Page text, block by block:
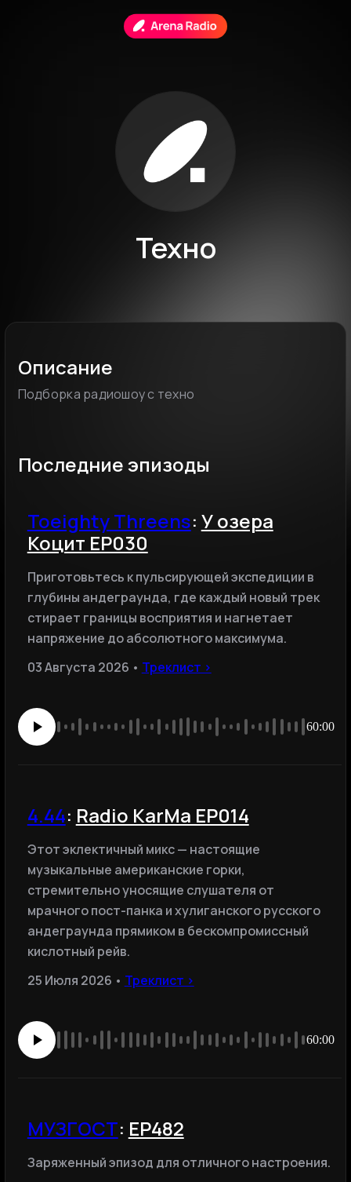
Техно
Описание
Подборка радиошоу с техно
Последние эпизоды
Toeighty Threens: У озера
Коцит EP030
Приготовьтесь к пульсирующей экспедиции в
глубины андеграунда, где каждый новый трек
стирает границы восприятия и нагнетает
напряжение до абсолютного максимума.
03 Августа 2026 • Треклист ›
60:00
4.44: Radio KarMa EP014
Этот эклектичный микс — настоящие
музыкальные американские горки,
стремительно уносящие слушателя от
мрачного пост-панка и хулиганского русского
андеграунда прямиком в бескомпромиссный
кислотный рейв.
25 Июля 2026 • Треклист ›
60:00
МУЗГОСТ: ЕР482
Заряженный эпизод для отличного настроения.